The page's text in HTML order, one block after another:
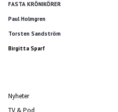
FASTA KRÖNIKÖRER
Paul Holmgren
Torsten Sandström
Birgitta Sparf
Nyheter
TV & Pod